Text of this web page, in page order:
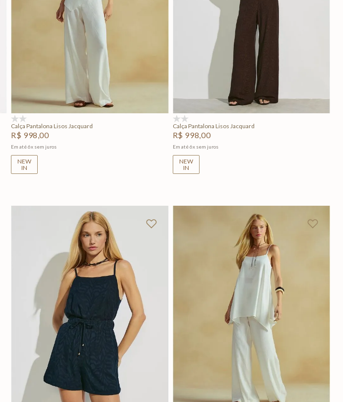
Adicionar na sacola
Calça Pantalona Lisos Jacquard
R$ 998,00
Em até6x sem juros
NEW
IN
M
Adicionar na sacola
Calça Pantalona Lisos Jacquard
R$ 998,00
Em até6x sem juros
NEW
IN
P
Adicionar na sacola
G
Adicionar na sacola